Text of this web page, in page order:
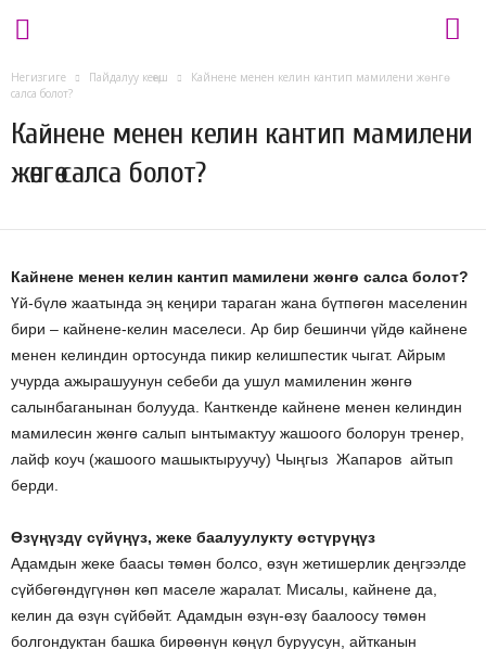
Негизгиге Пайдалуу кеңеш
Кайнене менен келин кантип мамилени жөнгө
салса болот?
Кайнене менен келин кантип мамилени
жөнгө салса болот?
Кайнене менен келин кантип мамилени жөнгө салса болот?
Үй-бүлө жаатында эң кеңири тараган жана бүтпөгөн маселенин
бири – кайнене-келин маселеси. Ар бир бешинчи үйдө кайнене
менен келиндин ортосунда пикир келишпестик чыгат. Айрым
учурда ажырашуунун себеби да ушул мамиленин жөнгө
салынбаганынан болууда. Канткенде кайнене менен келиндин
мамилесин жөнгө салып ынтымактуу жашоого болорун тренер,
лайф коуч (жашоого машыктыруучу) Чыңгыз Жапаров айтып
берди.
Өзүңүздү сүйүңүз, жеке баалуулукту өстүрүңүз
Адамдын жеке баасы төмөн болсо, өзүн жетишерлик деңгээлде
сүйбөгөндүгүнөн көп маселе жаралат. Мисалы, кайнене да,
келин да өзүн сүйбөйт. Адамдын өзүн-өзү баалоосу төмөн
болгондуктан башка бирөөнүн көңүл буруусун, айтканын